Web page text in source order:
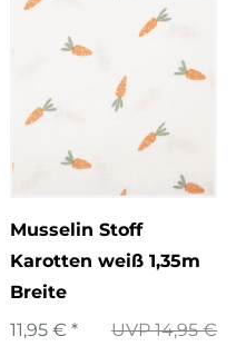
Musselin Stoff
Karotten weiß 1,35m
Breite
UVP 14,95 €
11,95 € *